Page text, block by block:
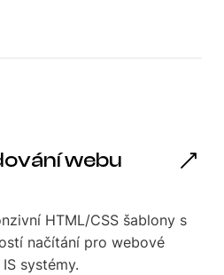
webu
HTML/CSS šablony s
načítání pro webové
systémy.